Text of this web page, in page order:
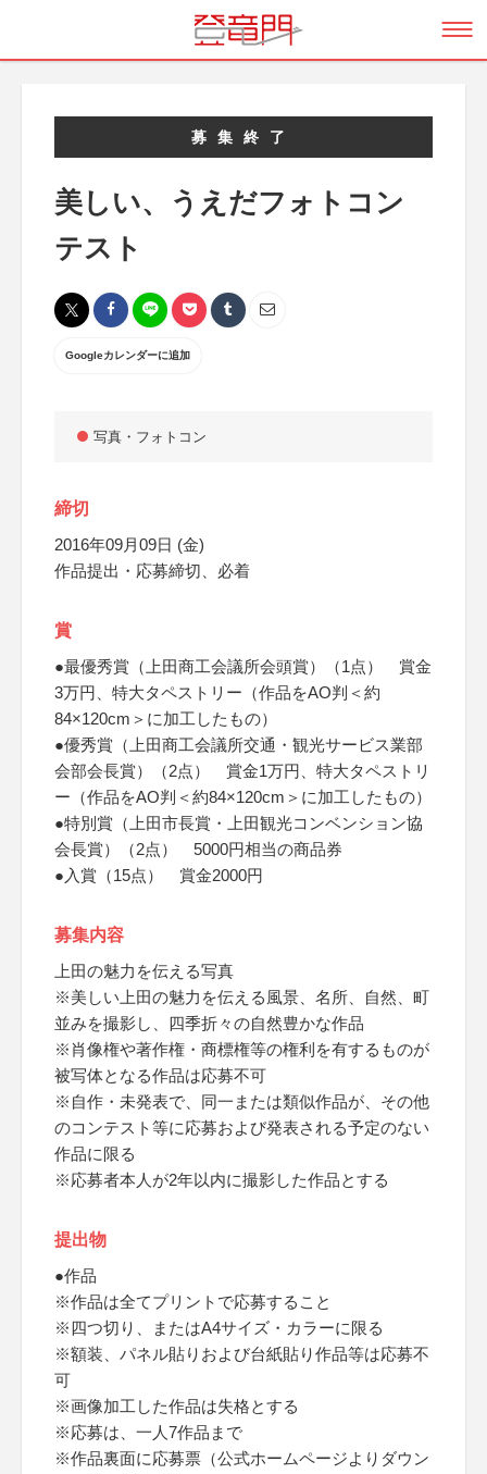
募集終了
美しい、うえだフォトコン
テスト
Googleカレンダーに追加
写真・フォトコン
締切
2016年09月09日 (金)
作品提出・応募締切、必着
賞
●最優秀賞（上田商工会議所会頭賞）（1点） 賞金
3万円、特大タペストリー（作品をAO判＜約
84×120cm＞に加工したもの）
●優秀賞（上田商工会議所交通・観光サービス業部
会部会長賞）（2点） 賞金1万円、特大タペストリ
ー（作品をAO判＜約84×120cm＞に加工したもの）
●特別賞（上田市長賞・上田観光コンベンション協
会長賞）（2点） 5000円相当の商品券
●入賞（15点） 賞金2000円
募集内容
上田の魅力を伝える写真
※美しい上田の魅力を伝える風景、名所、自然、町
並みを撮影し、四季折々の自然豊かな作品
※肖像権や著作権・商標権等の権利を有するものが
被写体となる作品は応募不可
※自作・未発表で、同一または類似作品が、その他
のコンテスト等に応募および発表される予定のない
作品に限る
※応募者本人が2年以内に撮影した作品とする
提出物
●作品
※作品は全てプリントで応募すること
※四つ切り、またはA4サイズ・カラーに限る
※額装、パネル貼りおよび台紙貼り作品等は応募不
可
※画像加工した作品は失格とする
※応募は、一人7作品まで
※作品裏面に応募票（公式ホームページよりダウン